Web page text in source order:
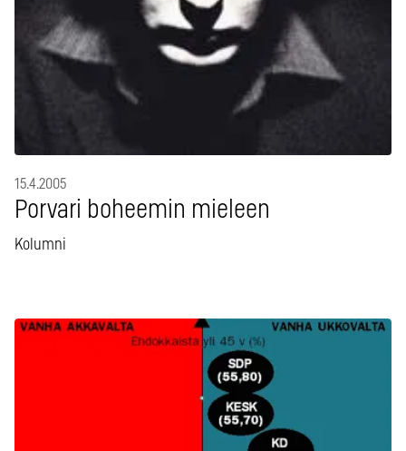
15.4.2005
Porvari boheemin mieleen
Kolumni